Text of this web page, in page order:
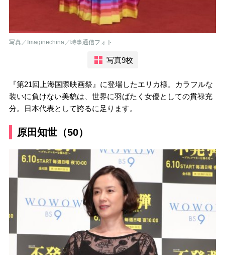
写真／Imaginechina／時事通信フォト
写真9枚
『第21回上海国際映画祭』に登場したエリカ様。カラフルな
装いに負けない美貌は、世界に羽ばたく女優としての貫禄充
分。日本代表として誇るに足ります。
原田知世（50）